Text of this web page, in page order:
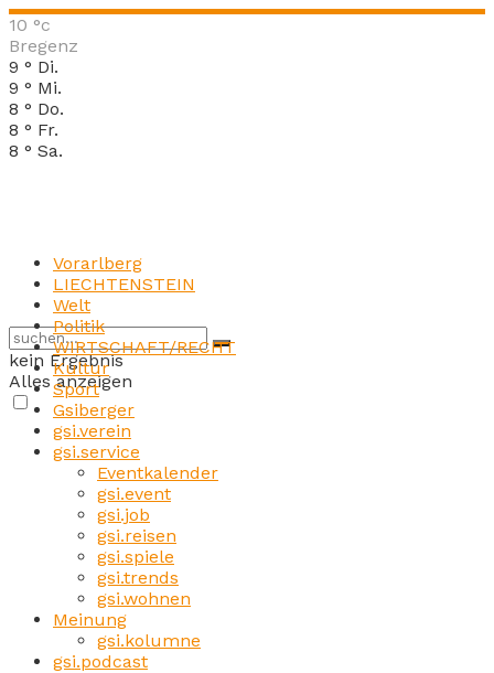
10 °c
Bregenz
9 ° Di.
9 ° Mi.
8 ° Do.
8 ° Fr.
8 ° Sa.
kein Ergebnis
Alles anzeigen
Vorarlberg
LIECHTENSTEIN
Welt
Politik
WIRTSCHAFT/RECHT
Kultur
Sport
Gsiberger
gsi.verein
gsi.service
Eventkalender
gsi.event
gsi.job
gsi.reisen
gsi.spiele
gsi.trends
gsi.wohnen
Meinung
gsi.kolumne
gsi.podcast